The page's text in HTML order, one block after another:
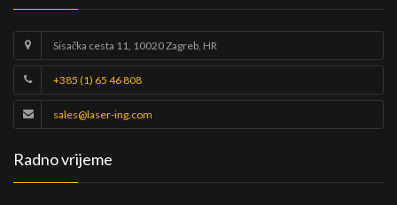
Sisačka cesta 11, 10020 Zagreb, HR
+385 (1) 65 46 808
sales@laser-ing.com
Radno vrijeme